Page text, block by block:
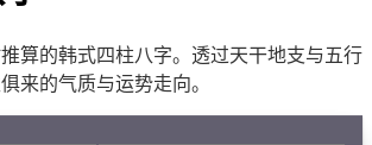
算的韩式四柱八字。透过天干地支与五行
来的气质与运势走向。